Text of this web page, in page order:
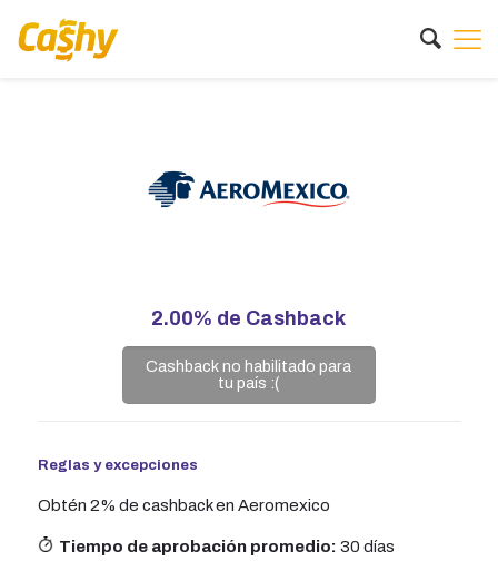
2.00% de Cashback
Cashback no habilitado para
tu país :(
Reglas y excepciones
Obtén 2% de cashback en Aeromexico
Tiempo de aprobación promedio: 30 días